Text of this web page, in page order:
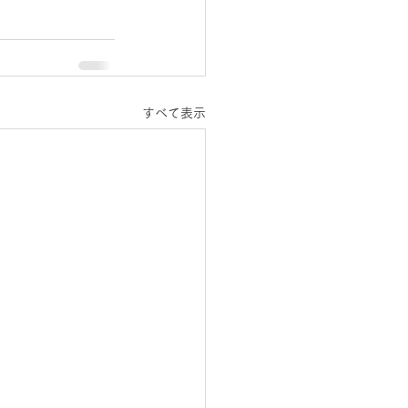
すべて表示